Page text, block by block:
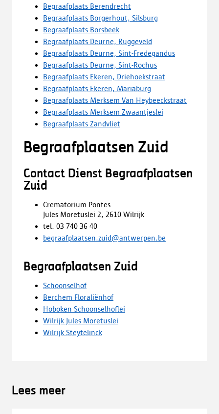
Begraafplaats Berendrecht
Begraafplaats Borgerhout, Silsburg
Begraafplaats Borsbeek
Begraafplaats Deurne, Ruggeveld
Begraafplaats Deurne, Sint-Fredegandus
Begraafplaats Deurne, Sint-Rochus
Begraafplaats Ekeren, Driehoekstraat
Begraafplaats Ekeren, Mariaburg
Begraafplaats Merksem Van Heybeeckstraat
Begraafplaats Merksem Zwaantjeslei
Begraafplaats Zandvliet
Begraafplaatsen Zuid
Contact Dienst Begraafplaatsen
Zuid
Crematorium Pontes
Jules Moretuslei 2, 2610 Wilrijk
tel. 03 740 36 40
begraafplaatsen.zuid@antwerpen.be
Begraafplaatsen Zuid
Schoonselhof
Berchem Floraliënhof
Hoboken Schoonselhoflei
Wilrijk Jules Moretuslei
Wilrijk Steytelinck
Lees meer